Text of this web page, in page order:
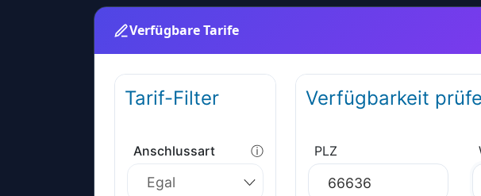
Verfügbare Tarife